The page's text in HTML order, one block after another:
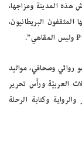
المدينة ومزاجها،
البريطانيون،
روائي وصحافي، مواليد
العربيّة ورأَس تحرير
وكتابة الرحلة